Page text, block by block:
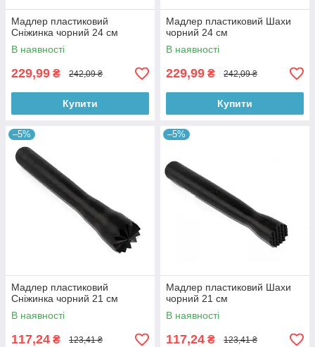
Мадлер пластиковий
Сніжинка чорний 24 см
В наявності
229,99 ₴ 242,09 ₴
Купити
Мадлер пластиковий Шахи
чорний 24 см
В наявності
229,99 ₴ 242,09 ₴
Купити
–5%
Мадлер пластиковий
Сніжинка чорний 21 см
В наявності
117,24 ₴ 123,41 ₴
–5%
Мадлер пластиковий Шахи
чорний 21 см
В наявності
117,24 ₴ 123,41 ₴